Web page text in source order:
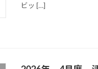
ビッ […]